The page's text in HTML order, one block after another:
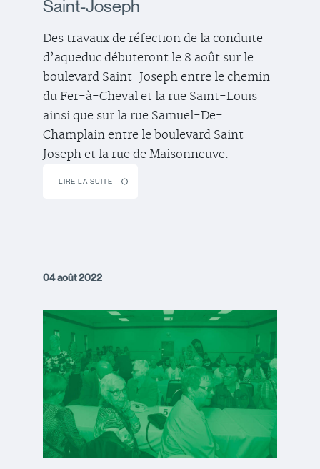
Saint-Joseph
Des travaux de réfection de la conduite
d’aqueduc débuteront le 8 août sur le
boulevard Saint-Joseph entre le chemin
du Fer-à-Cheval et la rue Saint-Louis
ainsi que sur la rue Samuel-De-
Champlain entre le boulevard Saint-
Joseph et la rue de Maisonneuve.
LIRE LA SUITE
04 août 2022